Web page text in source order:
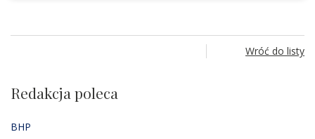
Wróć do listy
Redakcja poleca
BHP